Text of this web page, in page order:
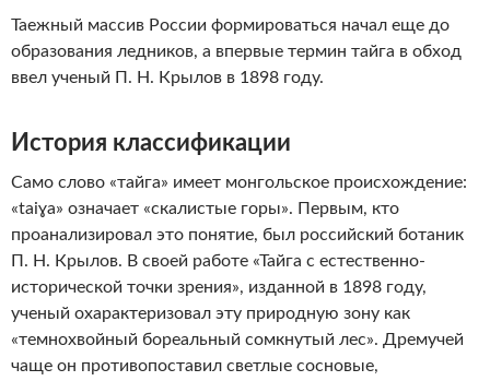
Таежный массив России формироваться начал еще до
образования ледников, а впервые термин тайга в обход
ввел ученый П. Н. Крылов в 1898 году.
История классификации
Само слово «тайга» имеет монгольское происхождение:
«taiɣa» означает «скалистые горы». Первым, кто
проанализировал это понятие, был российский ботаник
П. Н. Крылов. В своей работе «Тайга с естественно-
исторической точки зрения», изданной в 1898 году,
ученый охарактеризовал эту природную зону как
«темнохвойный бореальный сомкнутый лес». Дремучей
чаще он противопоставил светлые сосновые,